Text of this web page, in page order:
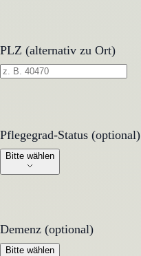
PLZ (alternativ zu Ort)
Pflegegrad-Status (optional)
Pflegegrad-Status (optional)
Bitte wählen
Demenz (optional)
Demenz (optional)
Bitte wählen